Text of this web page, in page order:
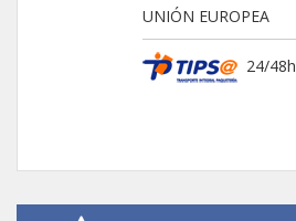
UNIÓN EUROPEA
24/48h